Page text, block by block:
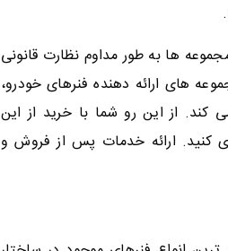
ها به طور مداوم نظارت قانونی
های ارائه دهنده فنرهای خودرو،
از این رو شما با خرید از این
کنید. ارائه خدمات پس از فروش و